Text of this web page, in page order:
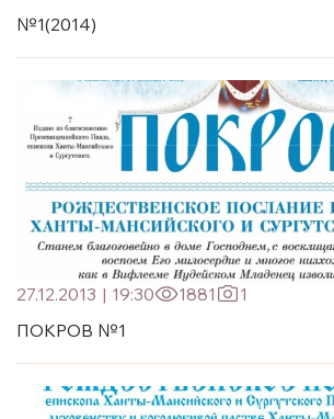
№1(2014)
27.12.2013 | 19:30 1881
1
ПОКРОВ №1